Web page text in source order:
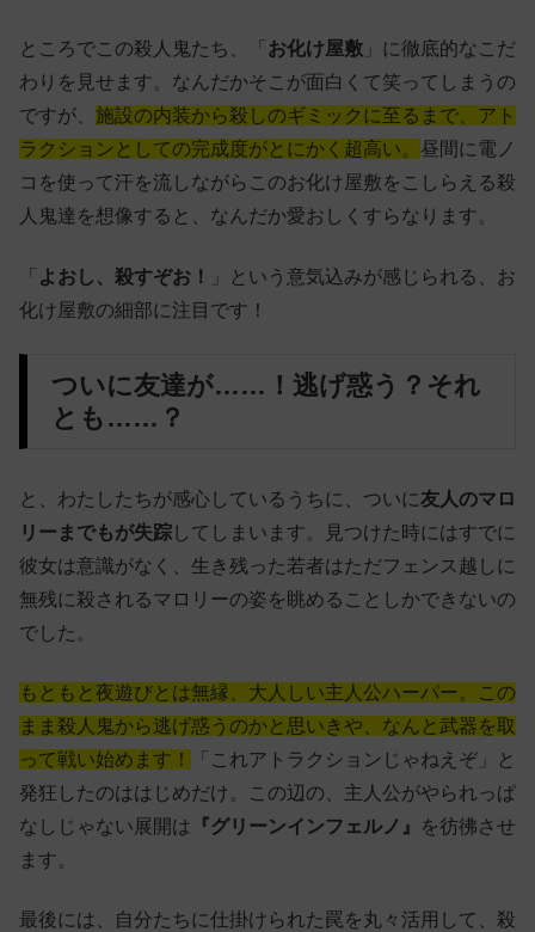
ところでこの殺人鬼たち、「 お化け屋敷 」に徹底的なこだ
わりを見せます。なんだかそこが面白くて笑ってしまうの
ですが、 施設の内装から殺しのギミックに至るまで、アト
ラクションとしての完成度がとにかく超高い。 昼間に電ノ
コを使って汗を流しながらこのお化け屋敷をこしらえる殺
人鬼達を想像すると、なんだか愛おしくすらなります。
「 よおし、殺すぞお！
」という意気込みが感じられる、お
化け屋敷の細部に注目です！
ついに友達が……！逃げ惑う？それ
とも……？
と、わたしたちが感心しているうちに、ついに友人のマロ
リーまでもが失踪 してしまいます。見つけた時にはすでに
彼女は意識がなく、生き残った若者はただフェンス越しに
無残に殺されるマロリーの姿を眺めることしかできないの
でした。
もともと夜遊びとは無縁、大人しい主人公ハーパー。この
まま殺人鬼から逃げ惑うのかと思いきや、なんと武器を取
って戦い始めます！
「これアトラクションじゃねえぞ」と
発狂したのははじめだけ。この辺の、主人公がやられっぱ
なしじゃない展開は
『グリーンインフェルノ』
を彷彿させ
ます。
最後には、自分たちに仕掛けられた罠を丸々活用して、殺